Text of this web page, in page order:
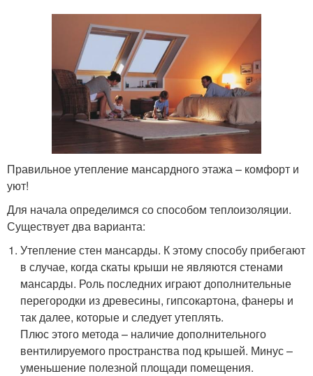
Правильное утепление мансардного этажа – комфорт и
уют!
Для начала определимся со способом теплоизоляции.
Существует два варианта:
Утепление стен мансарды. К этому способу прибегают
в случае, когда скаты крыши не являются стенами
мансарды. Роль последних играют дополнительные
перегородки из древесины, гипсокартона, фанеры и
так далее, которые и следует утеплять.
Плюс этого метода – наличие дополнительного
вентилируемого пространства под крышей. Минус –
уменьшение полезной площади помещения.